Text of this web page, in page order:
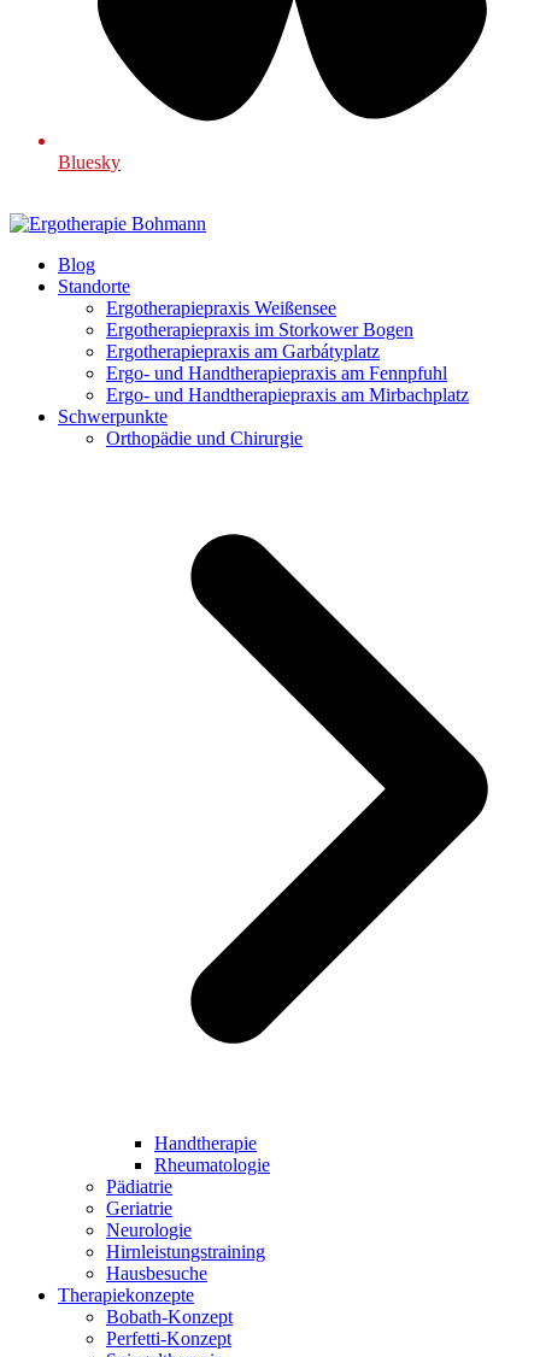
Bluesky
Blog
Standorte
Ergotherapiepraxis Weißensee
Ergotherapiepraxis im Storkower Bogen
Ergotherapiepraxis am Garbátyplatz
Ergo- und Handtherapiepraxis am Fennpfuhl
Ergo- und Handtherapiepraxis am Mirbachplatz
Schwerpunkte
Orthopädie und Chirurgie
Handtherapie
Rheumatologie
Pädiatrie
Geriatrie
Neurologie
Hirnleistungstraining
Hausbesuche
Therapiekonzepte
Bobath-Konzept
Perfetti-Konzept